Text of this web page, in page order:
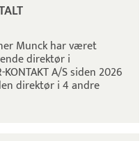
Munck har været
direktør i
KONTAKT A/S siden 2026
direktør i 4 andre